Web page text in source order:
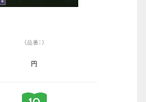
（品番：）
円